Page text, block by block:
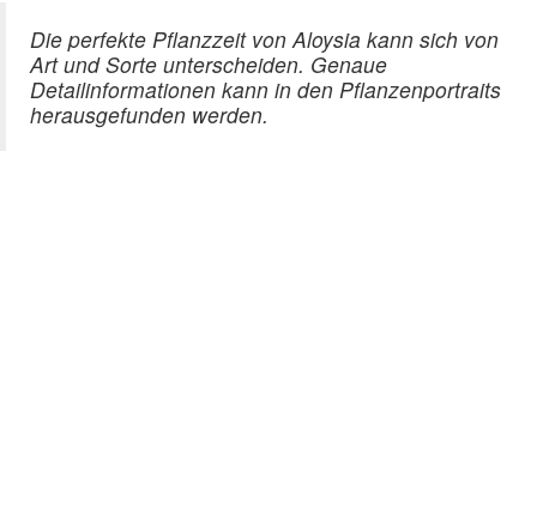
Die perfekte Pflanzzeit von Aloysia kann sich von
Art und Sorte unterscheiden. Genaue
Detailinformationen kann in den Pflanzenportraits
herausgefunden werden.